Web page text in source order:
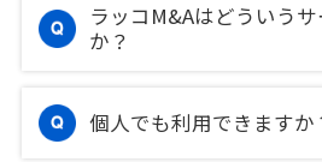
ラッコM&Aはどういう
か？
個人でも利用できますか